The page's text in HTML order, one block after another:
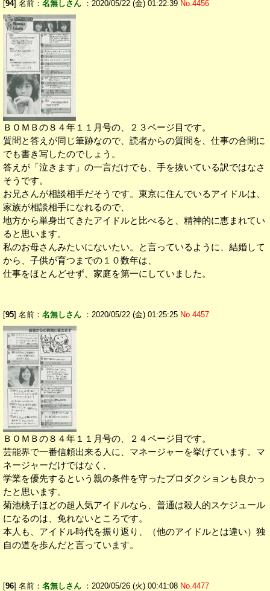
[94] 名前： 名無しさん ：2020/05/22 (金) 01:22:39 No.4456
ＢＯＭＢの８４年１１月号の、２３ページ目です。
質問と答えが同じ筆跡なので、読者からの質問を、仕事の合間に
でも書き写したのでしょう。
答えが「泣きます」の一言だけでも、手を抜いている訳ではなさ
そうです。
お兄さんが相談相手だそうです。東京に住んでいるアイドルは、
家族が相談相手になれるので、
地方から単身出てきたアイドルと比べると、精神的に恵まれてい
ると思います。
私のお母さんみたいにないたい。と言っているように、結婚して
から、子供が育つまでの１０数年は、
仕事をほとんどせず、家庭を第一にしていました。
[95] 名前： 名無しさん ：2020/05/22 (金) 01:25:25 No.4457
ＢＯＭＢの８４年１１月号の、２４ページ目です。
芸能界で一番信頼出来る人に、マネージャーを挙げています。マ
ネージャーだけではなく、
学業を優先するという親の条件を守ったプロダクションも良かっ
たと思います。
菊池桃子ほどの超人気アイドルなら、普通は殺人的スケジュール
になるのは、免れないところです。
本人も、アイドル時代を振り返り、（他のアイドルとは違い）独
自の道を歩んだと言っています。
[96] 名前： 名無しさん ：2020/05/26 (火) 00:41:08 No.4477